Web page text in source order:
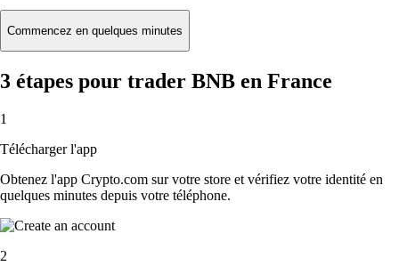
Commencez en quelques minutes
3 étapes pour trader BNB en France
1
Télécharger l'app
Obtenez l'app Crypto.com sur votre store et vérifiez votre identité en
quelques minutes depuis votre téléphone.
2